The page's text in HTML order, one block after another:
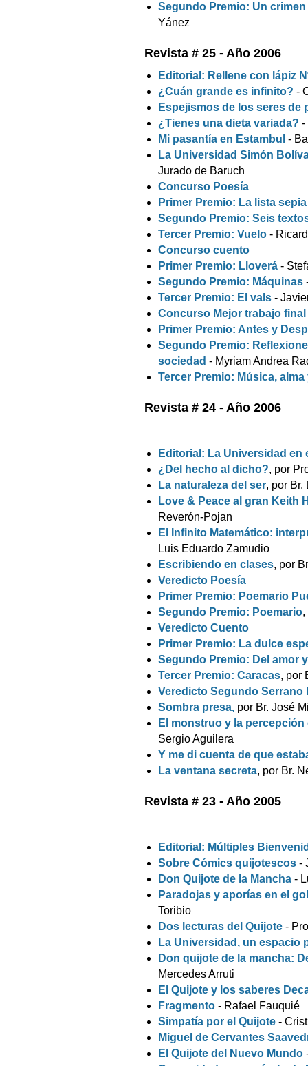
Segundo Premio: Un
Yánez
Revista # 25 - Año 2006
Editorial: Rellene con lápiz
¿Cuán grande es infinito? -
Espejismos de los seres de
¿Tienes una dieta variada? -
Mi pasantía en Estambul -
La Universidad Simón
Jurado de Baruch
Concurso Poesía
Primer Premio: La lista sepia
Segundo Premio: Seis
Tercer Premio: Vuelo -
Concurso cuento
Primer Premio: Lloverá -
Segundo Premio: Máquinas
Tercer Premio: El vals -
Concurso Mejor trabajo final
Primer Premio: Antes y
Segundo Premio:
sociedad - Myriam Andrea
Tercer Premio: Música,
Revista # 24 - Año 2006
Editorial: La Universidad en
¿Del hecho al dicho?, por
La naturaleza del ser, por
Love & Peace al gran Keith
Reverón-Pojan
El Infinito Matemático:
Luis Eduardo Zamudio
Escribiendo en clases, por
Veredicto Poesía
Primer Premio: Poemario
Segundo Premio: Poemario,
Veredicto Cuento
Primer Premio: La dulce
Segundo Premio: Del amor
Tercer Premio: Caracas, por
Veredicto Segundo Serrano
Sombra presa, por Br. José
El monstruo y la
Sergio Aguilera
Y me di cuenta de que
La ventana secreta, por Br.
Revista # 23 - Año 2005
Editorial: Múltiples
Sobre Cómics quijotescos -
Don Quijote de la Mancha -
Paradojas y aporías en el
Toribio
Dos lecturas del Quijote -
La Universidad, un espacio
Don quijote de la mancha:
Mercedes Arruti
El Quijote y los saberes
Fragmento - Rafael Fauquié
Simpatía por el Quijote -
Miguel de Cervantes
El Quijote del Nuevo Mundo